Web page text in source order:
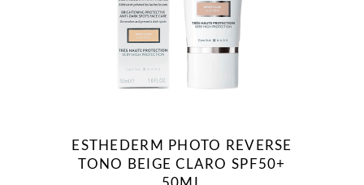
ESTHEDERM PHOTO REVERSE
TONO BEIGE CLARO SPF50+